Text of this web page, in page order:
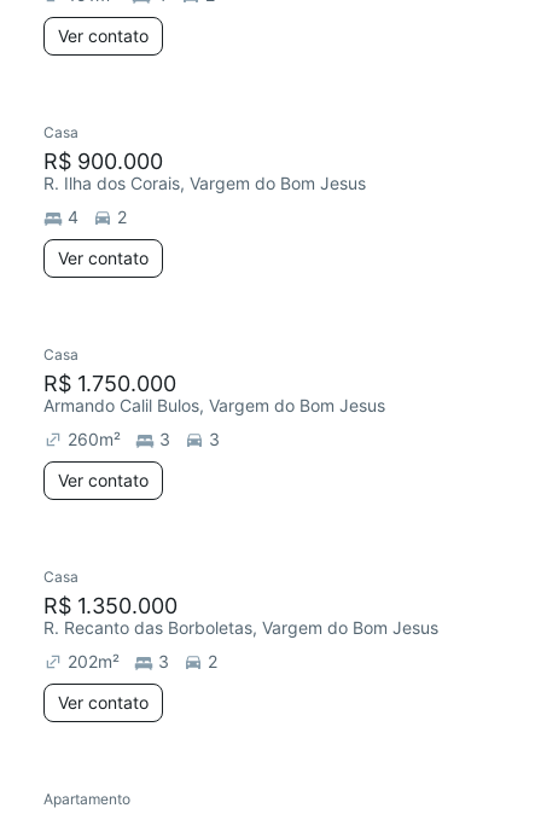
Ver contato
Casa
R$ 900.000
R. Ilha dos Corais, Vargem do Bom Jesus
4
2
Ver contato
Casa
R$ 1.750.000
Armando Calil Bulos, Vargem do Bom Jesus
260m² 3
3
Ver contato
Casa
R$ 1.350.000
R. Recanto das Borboletas, Vargem do Bom Jesus
202m² 3
2
Ver contato
Apartamento